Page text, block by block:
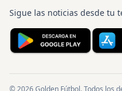
Sigue las noticias desde tu